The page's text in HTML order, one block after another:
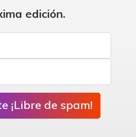
edición.
¡Libre de spam!